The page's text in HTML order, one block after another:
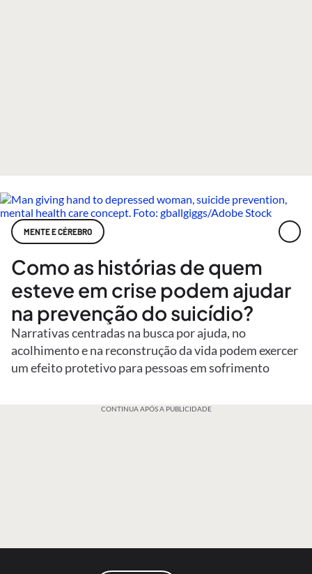
MENTE E CÉREBRO
Como as histórias de quem
esteve em crise podem ajudar
na prevenção do suicídio?
Narrativas centradas na busca por ajuda, no
acolhimento e na reconstrução da vida podem exercer
um efeito protetivo para pessoas em sofrimento
CONTINUA APÓS A PUBLICIDADE